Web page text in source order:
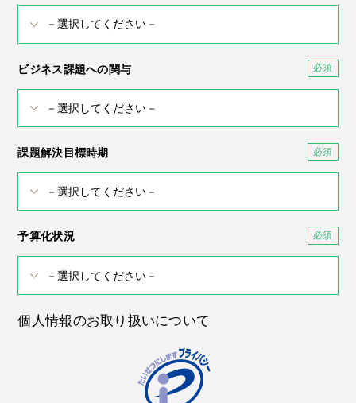
ビジネス課題への関与
課題解決目標時期
予算化状況
個人情報のお取り扱いについて